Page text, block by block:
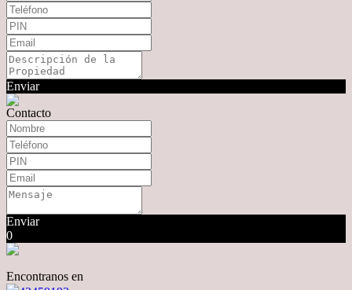
Enviar
Contacto
Enviar
0
Encontranos en